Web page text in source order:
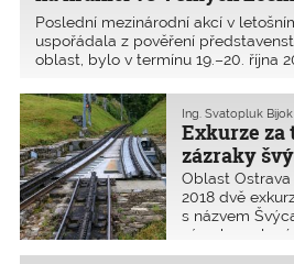
Poslední mezinárodní akcí v
uspořádala z pověření
oblast, bylo v termínu 19.–20. října
a Slovenského svazu stavebních
Exkurze
zázraky
Ing. Svatopluk Bijok
Oblast
2018 dvě
s názvem
zázrak v
Exkurze byla